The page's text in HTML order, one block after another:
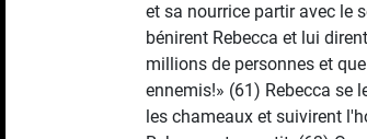
et sa nourrice partir avec le
bénirent Rebecca et lui
millions de personnes et
ennemis!» (61) Rebecca se
les chameaux et suivirent